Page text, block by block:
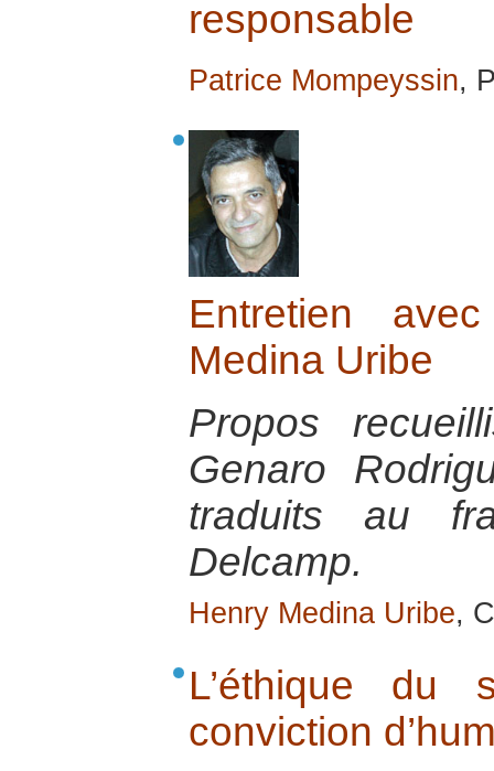
responsable
Patrice Mompeyssin,
Entretien
Medina Uribe
Propos
Genaro
traduits au
Delcamp.
Henry Medina Uribe,
L’éthique du
conviction